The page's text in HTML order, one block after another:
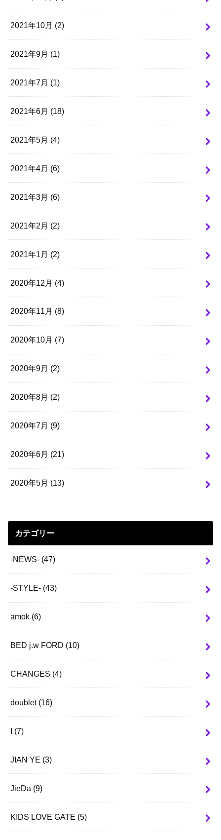
2021年10月 (2)
2021年9月 (1)
2021年7月 (1)
2021年6月 (18)
2021年5月 (4)
2021年4月 (6)
2021年3月 (6)
2021年2月 (2)
2021年1月 (2)
2020年12月 (4)
2020年11月 (8)
2020年10月 (7)
2020年9月 (2)
2020年8月 (2)
2020年7月 (9)
2020年6月 (21)
2020年5月 (13)
カテゴリー
-NEWS- (47)
-STYLE- (43)
amok (6)
BED j.w FORD (10)
CHANGES (4)
doublet (16)
I (7)
JIAN YE (3)
JieDa (9)
KIDS LOVE GATE (5)